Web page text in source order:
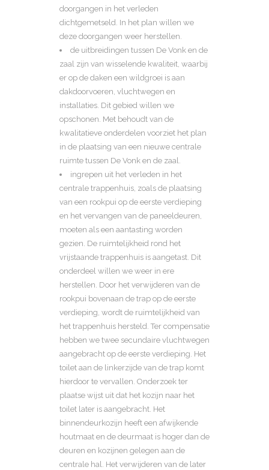
doorgangen in het verleden
dichtgemetseld. In het plan willen we
deze doorgangen weer herstellen.
de uitbreidingen tussen De Vonk en de
zaal zijn van wisselende kwaliteit, waarbij
er op de daken een wildgroei is aan
dakdoorvoeren, vluchtwegen en
installaties. Dit gebied willen we
opschonen. Met behoudt van de
kwalitatieve onderdelen voorziet het plan
in de plaatsing van een nieuwe centrale
ruimte tussen De Vonk en de zaal.
ingrepen uit het verleden in het
centrale trappenhuis, zoals de plaatsing
van een rookpui op de eerste verdieping
en het vervangen van de paneeldeuren,
moeten als een aantasting worden
gezien. De ruimtelijkheid rond het
vrijstaande trappenhuis is aangetast. Dit
onderdeel willen we weer in ere
herstellen. Door het verwijderen van de
rookpui bovenaan de trap op de eerste
verdieping, wordt de ruimtelijkheid van
het trappenhuis hersteld. Ter compensatie
hebben we twee secundaire vluchtwegen
aangebracht op de eerste verdieping. Het
toilet aan de linkerzijde van de trap komt
hierdoor te vervallen. Onderzoek ter
plaatse wijst uit dat het kozijn naar het
toilet later is aangebracht. Het
binnendeurkozijn heeft een afwijkende
houtmaat en de deurmaat is hoger dan de
deuren en kozijnen gelegen aan de
centrale hal. Het verwijderen van de later